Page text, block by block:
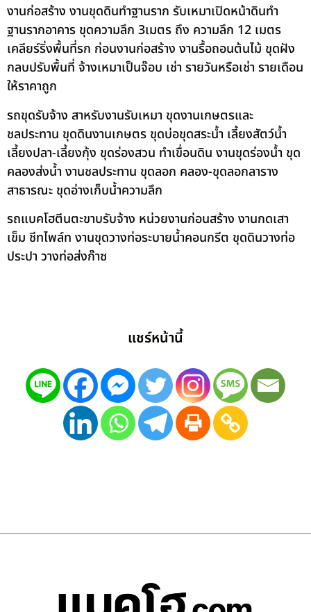
งานก่อสร้าง งานขุดดินทำฐานราก รับเหมาเปิดหน้าดินทำ
ฐานรากอาคาร ขุดความลึก 3เมตร ถึง ความลึก 12 เมตร
เคลียร์ริ่งพื้นที่รก ก่อนงานก่อสร้าง งานรื้อถอนต้นไม้ ขุดฝัง
กลบปรับพื้นที่ จ้างเหมาเป็นจ๊อบ เช่า รายวันหรือเช่า รายเดือน
ให้ราคาถูก
รถขุดรับจ้าง สาหรับงานรับเหมา ขุดงานเกษตรและ
ชลประทาน ขุดดินงานเกษตร ขุดบ่อขุดสระน้ำ เลี้ยงสัตว์น้ำ
เลี้ยงปลา-เลี้ยงกุ้ง ขุดร่องสวน ทำเขื่อนดิน งานขุดร่องน้ำ ขุด
คลองส่งน้ำ งานชลประทาน ขุดลอก คลอง-ขุดลอกลาราง
สาธารณะ ขุดอ่างเก็บน้ำความลึก
รถแบคโฮตีนตะขาบรับจ้าง หน่วยงานก่อนสร้าง งานกดเสา
เข็ม ชีทไพล์ท งานขุดวางท่อระบายน้ำคอนกรีต ขุดดินวางท่อ
ประปา วางท่อส่งก๊าซ
แชร์หน้านี้